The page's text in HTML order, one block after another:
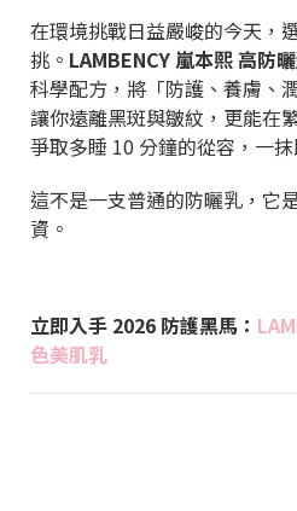
在環境挑戰日益嚴峻的今天，
挑。 LAMBENCY 嵐本熙 高防
科學配方，將「防護、養膚、
讓你遠離黑斑與皺紋，更能在
爭取多睡 10 分鐘的從容，一
這不是一支普通的防曬乳，它
資。
立即入手 2026 防護黑馬：
色美肌乳